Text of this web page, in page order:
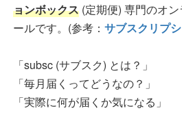
ョンボックス (定期便) 専門のオ
ールです。(参考： サブスクリプ
「subsc (サブスク) とは？」
「毎月届くってどうなの？」
「実際に何が届くか気になる」